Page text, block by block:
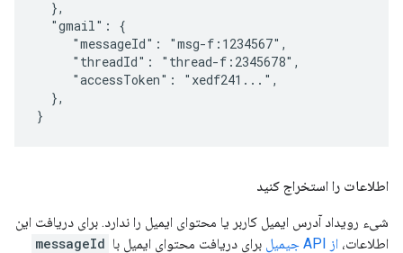
  },
  "gmail": {
     "messageId": "msg-f:1234567",
     "threadId": "thread-f:2345678",
     "accessToken": "xedf241...",
  },
}
اطلاعات را استخراج کنید
شیء رویداد آدرس ایمیل کاربر یا محتوای ایمیل را ندارد. برای دریافت این
اطلاعات، از API جیمیل برای دریافت محتوای ایمیل با messageId